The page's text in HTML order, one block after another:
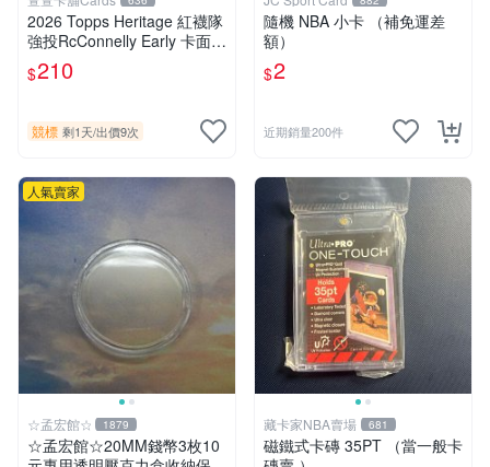
2026 Topps Heritage 紅襪隊
強投RcConnelly Early 卡面
簽、Rc Roman Anthony等明
星球員(近期簽名國外結破80
$210
競標 剩1天/出價9次
隨機 NBA 小卡 （補免運差
額）
$2
近期銷量200件
人氣賣家
☆孟宏館☆ 1879
☆孟宏館☆20MM錢幣3枚10
藏卡家NBA賣場 681
磁鐵式卡磚 35PT （當一般卡